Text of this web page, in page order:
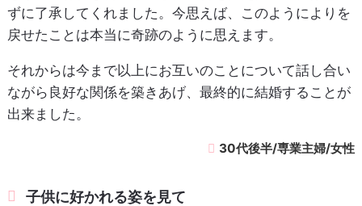
ずに了承してくれました。今思えば、このようによりを
戻せたことは本当に奇跡のように思えます。
それからは今まで以上にお互いのことについて話し合い
ながら良好な関係を築きあげ、最終的に結婚することが
出来ました。
30代後半/専業主婦/女性
子供に好かれる姿を見て